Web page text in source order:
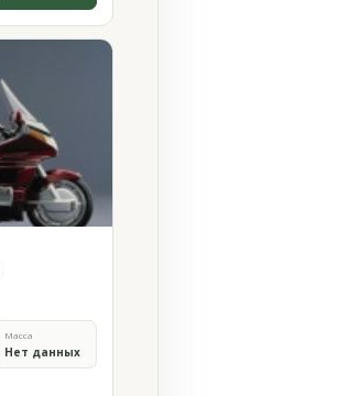
Масса
Нет данных